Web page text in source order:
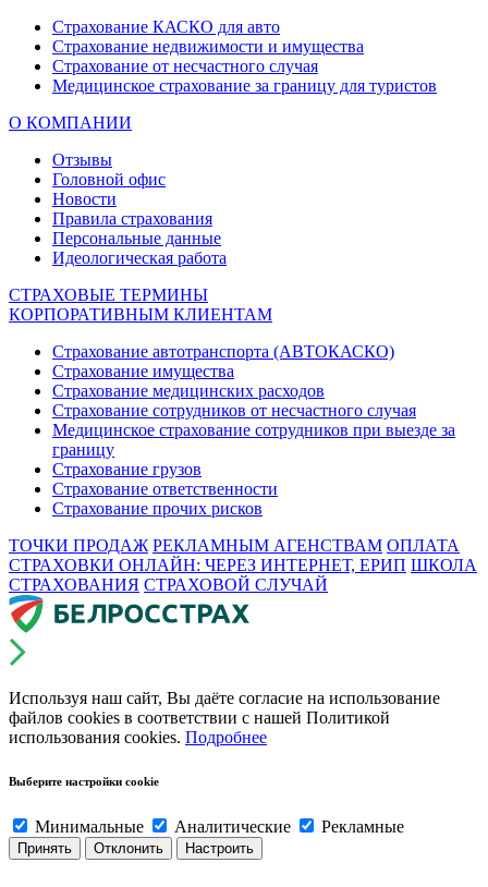
Страхование КАСКО для авто
Страхование недвижимости и имущества
Страхование от несчастного случая
Медицинское страхование за границу для туристов
О КОМПАНИИ
Отзывы
Головной офис
Новости
Правила страхования
Персональные данные
Идеологическая работа
СТРАХОВЫЕ ТЕРМИНЫ
КОРПОРАТИВНЫМ КЛИЕНТАМ
Страхование автотранспорта (АВТОКАСКО)
Страхование имущества
Страхование медицинских расходов
Страхование сотрудников от несчастного случая
Медицинское страхование сотрудников при выезде за
границу
Страхование грузов
Страхование ответственности
Страхование прочих рисков
ТОЧКИ ПРОДАЖ РЕКЛАМНЫМ АГЕНСТВАМ ОПЛАТА
СТРАХОВКИ ОНЛАЙН: ЧЕРЕЗ ИНТЕРНЕТ, ЕРИП ШКОЛА
СТРАХОВАНИЯ СТРАХОВОЙ СЛУЧАЙ
Используя наш сайт, Вы даёте согласие на использование
файлов cookies в соответствии с нашей Политикой
использования cookies. Подробнее
Выберите настройки cookie
Минимальные Аналитические Рекламные
Принять Отклонить Настроить